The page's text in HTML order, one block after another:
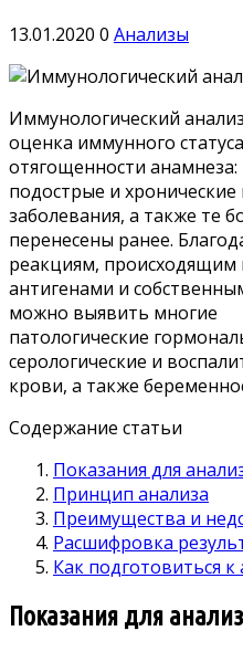
13.01.2020 0 Анализы
Иммунологический
оценка иммунного
отягощенности
подострые и
заболевания, а также те
перенесены ранее.
реакциям,
антигенами и
можно выявить многие
патологические
серологические и
крови, а также
Содержание статьи
Показания для
Принцип анализа
Преимущества и
Расшифровка
Как подготовиться к
Показания для